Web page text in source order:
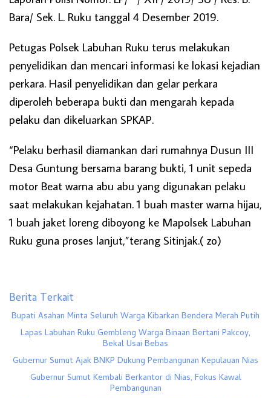
Bara/ Sek. L. Ruku tanggal 4 Desember 2019.
Petugas Polsek Labuhan Ruku terus melakukan
penyelidikan dan mencari informasi ke lokasi kejadian
perkara. Hasil penyelidikan dan gelar perkara
diperoleh beberapa bukti dan mengarah kepada
pelaku dan dikeluarkan SPKAP.
“Pelaku berhasil diamankan dari rumahnya Dusun III
Desa Guntung bersama barang bukti, 1 unit sepeda
motor Beat warna abu abu yang digunakan pelaku
saat melakukan kejahatan. 1 buah master warna hijau,
1 buah jaket loreng diboyong ke Mapolsek Labuhan
Ruku guna proses lanjut,”terang Sitinjak.( zo)
Berita Terkait
Bupati Asahan Minta Seluruh Warga Kibarkan Bendera Merah Putih
Lapas Labuhan Ruku Gembleng Warga Binaan Bertani Pakcoy,
Bekal Usai Bebas
Gubernur Sumut Ajak BNKP Dukung Pembangunan Kepulauan Nias
Gubernur Sumut Kembali Berkantor di Nias, Fokus Kawal
Pembangunan